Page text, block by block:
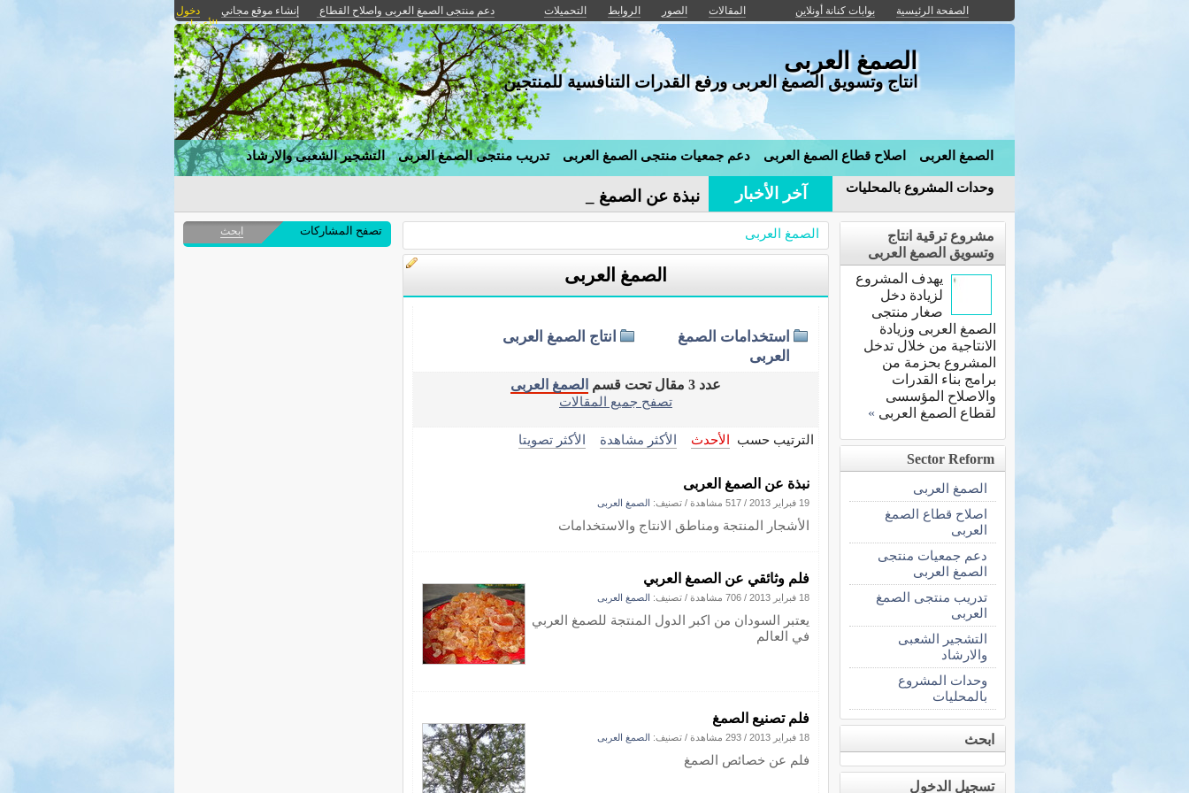
الصفحة الرئيسية بوابات كنانة أونلاين المقالات الصور الروابط التحميلات دعم منتجى الصمغ العربى واصلاح القطاع إنشاء موقع مجاني
دخول
الأعضاء
الصمغ العربى
انتاج وتسويق الصمغ العربى ورفع القدرات التنافسية للمنتجين
الصمغ العربى اصلاح قطاع الصمغ العربى دعم جمعيات منتجى الصمغ العربى تدريب منتجى الصمغ العربى التشجير الشعبى والارشاد
وحدات المشروع بالمحليات آخر الأخبار نبذة عن الصمغ العربى
الصمغ العربى
الصمغ العربى
استخدامات الصمغ
العربى
انتاج الصمغ العربى
عدد 3 مقال تحت قسم
الصمغ العربى
تصفح جميع المقالات
الترتيب حسب الأحدث الأكثر مشاهدة الأكثر تصويتا
نبذة عن الصمغ العربى
19 فبراير 2013 / 517 مشاهدة / تصنيف: الصمغ العربى
الأشجار المنتجة ومناطق الانتاج والاستخدامات
فلم وثائقي عن الصمغ العربي
18 فبراير 2013 / 706 مشاهدة / تصنيف: الصمغ العربى
يعتبر السودان من اكبر الدول المنتجة للصمغ العربي
في العالم
فلم تصنيع الصمغ
18 فبراير 2013 / 293 مشاهدة / تصنيف: الصمغ العربى
فلم عن خصائص الصمغ
مشروع ترقية انتاج
وتسويق الصمغ العربى
يهدف المشروع
لزيادة دخل
صغار منتجى
الصمغ العربى وزيادة
الانتاجية من خلال تدخل
المشروع بحزمة من
برامج بناء القدرات
والاصلاح المؤسسى
لقطاع الصمغ العربى »
Sector Reform
الصمغ العربى
اصلاح قطاع الصمغ
العربى
دعم جمعيات منتجى
الصمغ العربى
تدريب منتجى الصمغ
العربى
التشجير الشعبى
والارشاد
وحدات المشروع
بالمحليات
ابحث
تسجيل الدخول
تصفح المشاركات ابحث